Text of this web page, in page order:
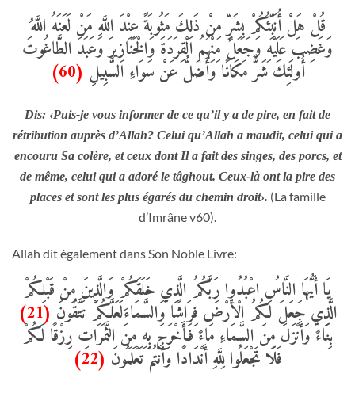
قُلْ هَلْ أُنَبِّئُكُمْ بِشَرٍّ مِنْ ذَلِكَ مَثُوبَةً عِنْدَ اللَّهِ مَنْ لَعَنَهُ اللَّهُ
وَغَضِبَ عَلَيْهِ وَجَعَلَ مِنْهُمُ الْقِرَدَةَ وَالْخَنَازِيرَ وَعَبَدَ الطَّاغُوتَ
أُولَئِكَ شَرٌّ مَكَانًا وَأَضَلُّ عَنْ سَوَاءِ السَّبِيلِ (60)
Dis: ‹Puis-je vous informer de ce qu’il y a de pire, en fait de
rétribution auprès d’Allah? Celui qu’Allah a maudit, celui qui a
encouru Sa colère, et ceux dont Il a fait des singes, des porcs, et
de même, celui qui a adoré le tâghout. Ceux-là ont la pire des
places et sont les plus égarés du chemin droit›. (La famille
d’Imrâne v60).
Allah dit également dans Son Noble Livre:
يَا أَيُّهَا النَّاسُ اعْبُدُوا رَبَّكُمُ الَّذِي خَلَقَكُمْ وَالَّذِينَ مِنْ قَبْلِكُمْ
لَعَلَّكُمْ تَتَّقُونَ (21) الَّذِي جَعَلَ لَكُمُ الْأَرْضَ فِرَاشًا وَالسَّمَاءَ
بِنَاءً وَأَنْزَلَ مِنَ السَّمَاءِ مَاءً فَأَخْرَجَ بِهِ مِنَ الثَّمَرَاتِ رِزْقًا لَكُمْ
فَلَا تَجْعَلُوا لِلَّهِ أَنْدَادًا وَأَنْتُمْ تَعْلَمُونَ (22)